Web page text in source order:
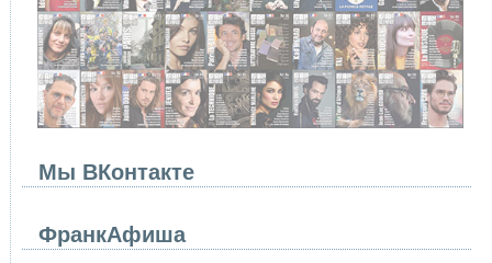
Мы ВКонтакте
ФранкАфиша